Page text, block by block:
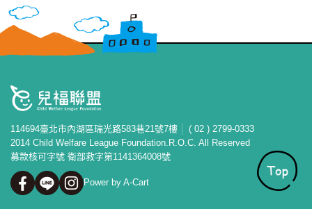
114694臺北市內湖區瑞光路583巷21號7樓
( 02 ) 2799-0333
2014 Child Welfare League Foundation.R.O.C. All Reserved
募款核可字號 衛部救字第1141364008號
Power by A-Cart